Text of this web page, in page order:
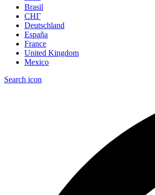
Brasil
СНГ
Deutschland
España
France
United Kingdom
Mexico
Search icon